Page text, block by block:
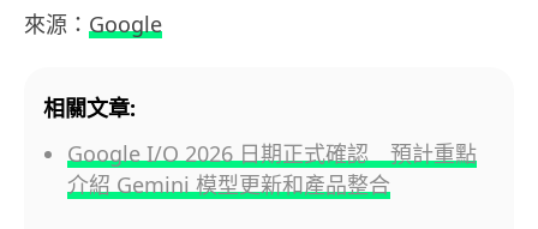
來源： Google
相關文章:
Google I/O 2026 日期正式確認 預計重點
介紹 Gemini 模型更新和產品整合